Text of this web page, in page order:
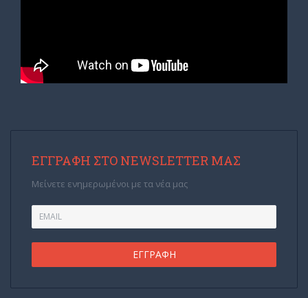
ΕΓΓΡΑΦΉ ΣΤΟ NEWSLETTER ΜΑΣ
Μείνετε ενημερωμένοι με τα νέα μας